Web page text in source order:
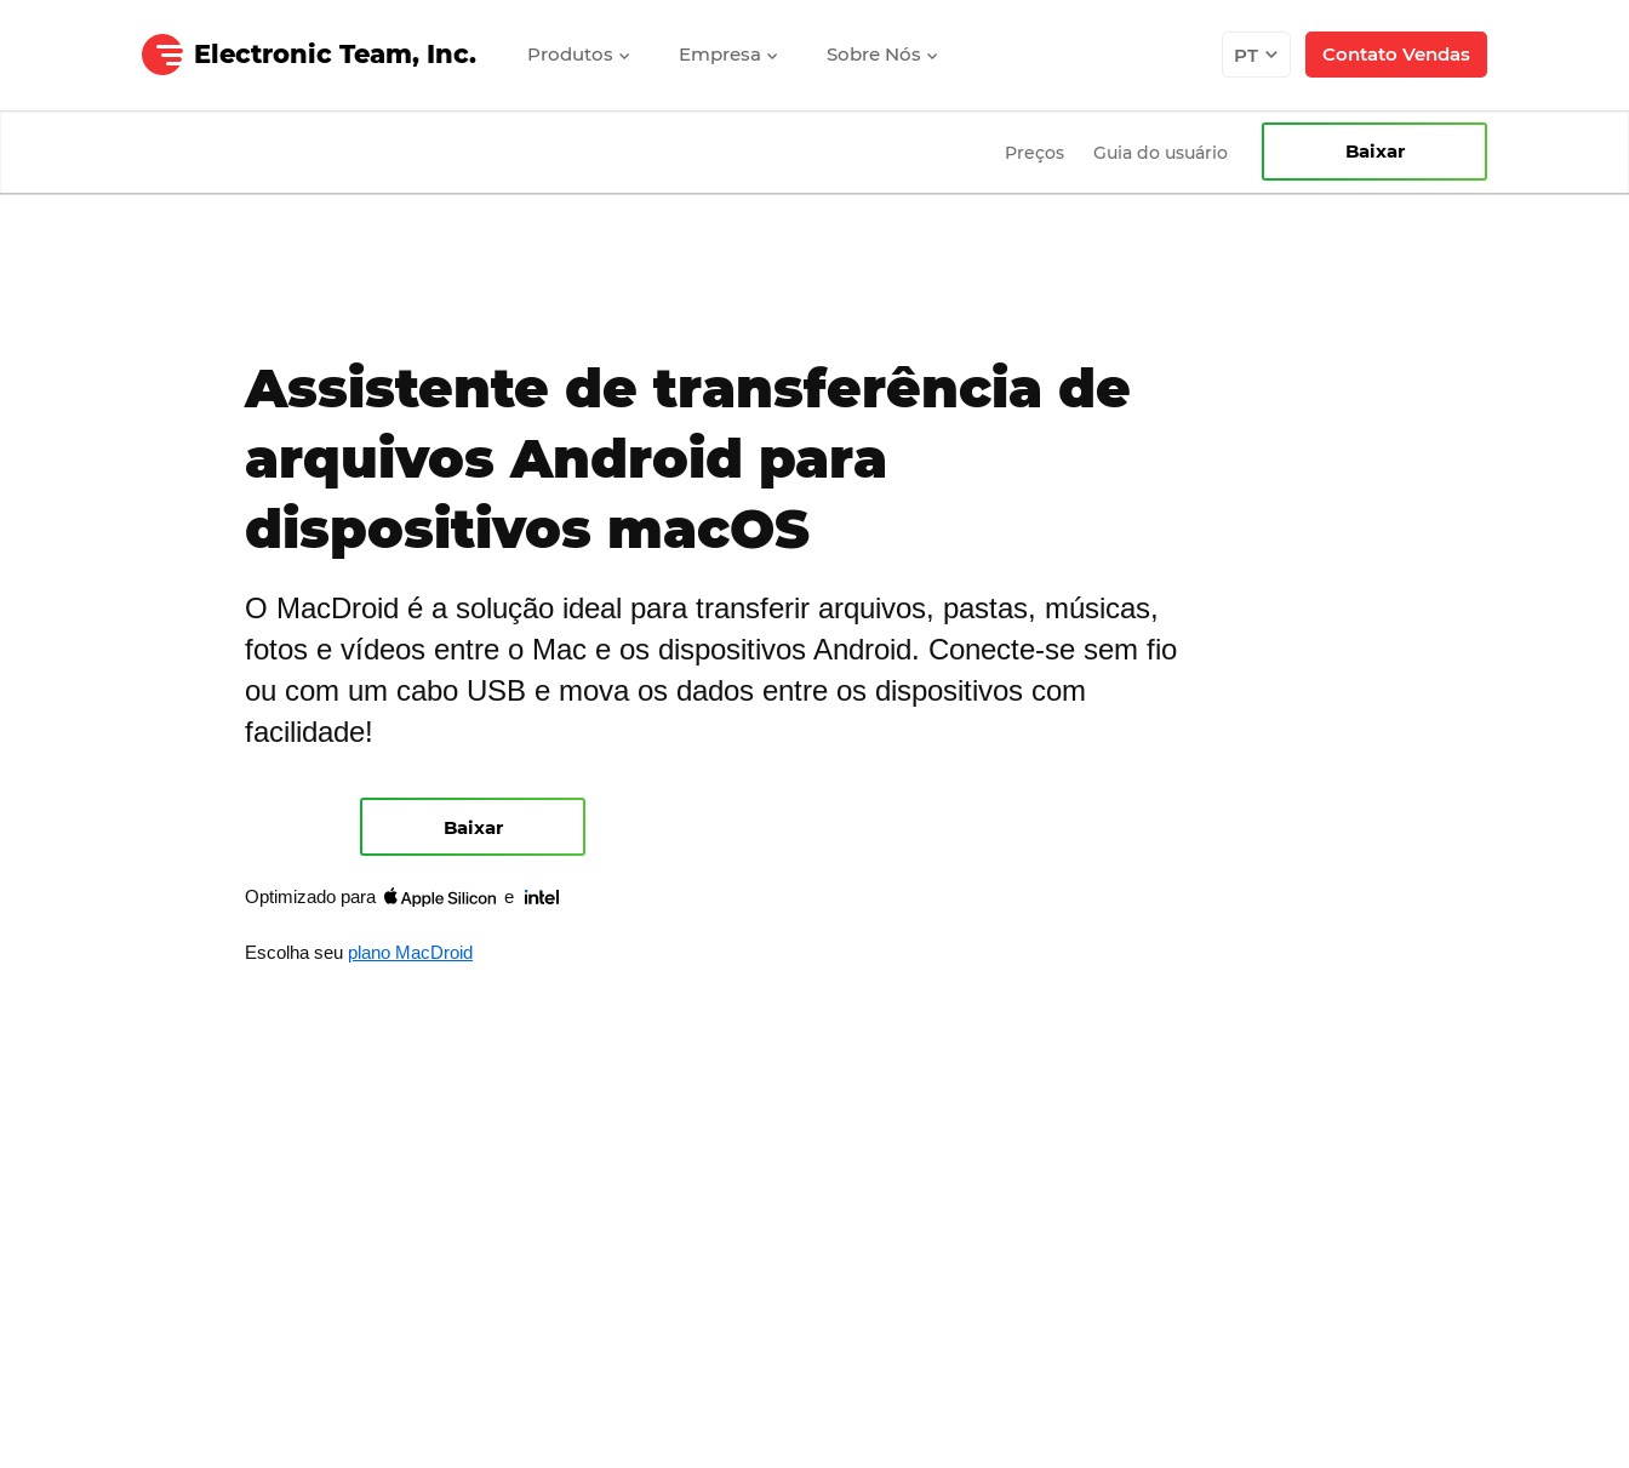
Electronic Team, Inc. PT Contato Vendas
Produtos Empresa Sobre Nós
Preços Guia do usuário Baixar
Assistente de transferência de
arquivos Android para
dispositivos macOS
O MacDroid é a solução ideal para transferir arquivos, pastas, músicas,
fotos e vídeos entre o Mac e os dispositivos Android. Conecte-se sem fio
ou com um cabo USB e mova os dados entre os dispositivos com
facilidade!
Baixar
Optimizado para e
Escolha seu plano MacDroid